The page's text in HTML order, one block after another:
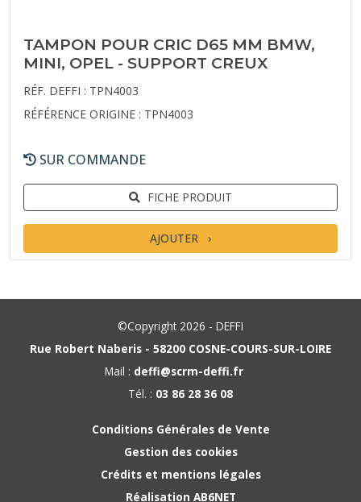
TAMPON POUR CRIC D65 MM BMW,
MINI, OPEL - SUPPORT CREUX
RÉF. DEFFI : TPN4003
RÉFÉRENCE ORIGINE : TPN4003
SUR COMMANDE
FICHE PRODUIT
AJOUTER
©Copyright 2026 - DEFFI
Rue Robert Naberis - 58200 COSNE-COURS-SUR-LOIRE
Mail : deffi@scrm-deffi.fr
Tél. : 03 86 28 36 08
Conditions Générales de Vente
Gestion des cookies
Crédits et mentions légales
Réalisation AB6NET